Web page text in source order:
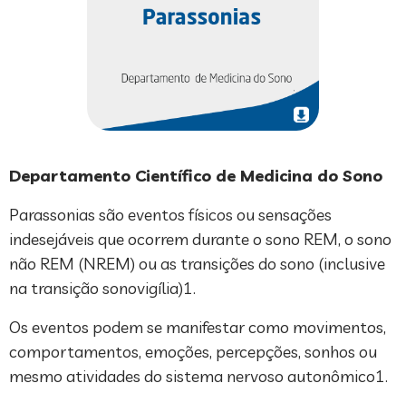
Departamento Científico de Medicina do Sono
Parassonias são eventos físicos ou sensações
indesejáveis que ocorrem durante o sono REM, o sono
não REM (NREM) ou as transições do sono (inclusive
na transição sonovigília)1.
Os eventos podem se manifestar como movimentos,
comportamentos, emoções, percepções, sonhos ou
mesmo atividades do sistema nervoso autonômico1.